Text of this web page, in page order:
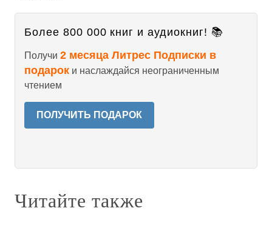
Более 800 000 книг и аудиокниг! 📚
Получи 2 месяца Литрес Подписки в
подарок и наслаждайся неограниченным
чтением
ПОЛУЧИТЬ ПОДАРОК
Читайте также